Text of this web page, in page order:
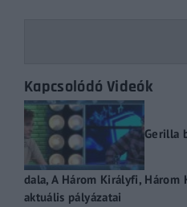
Kapcsolódó Videók
Gerilla
dala, A Három Királyfi, Három
aktuális pályázatai